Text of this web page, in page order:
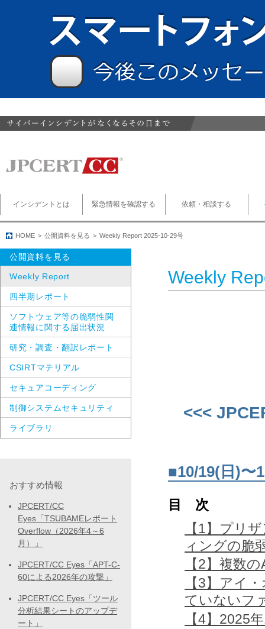
インシデントとは 緊急情報を確認する 依頼・相談する
HOME 公開資料を見る Weekly Report 2025-10-29号
Weekly
<<<
■10/19(日)〜
目 次
【1】プリ
ィングの脆
【2】複数
【3】アイ
ていないフ
【4】2025
公開資料を見る
Weekly Report
四半期レポート
ソフトウェア等の脆弱性関
連情報に関する届出状況
研究・調査・翻訳レポート
CSIRTマテリアル
セキュアコーディング
制御システムセキュリティ
ライブラリ
おすすめ情報
JPCERT/CC
Eyes「TSUBAMEレポート
Overflow（2026年4～6
月）」
JPCERT/CC Eyes「APT-C-
60による2026年の攻撃」
JPCERT/CC Eyes「ツール
分析結果シートのアップデ
ート」